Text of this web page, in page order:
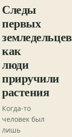
Следы
первых
как
люди
приручили
растения
Когда-то
человек был
лишь